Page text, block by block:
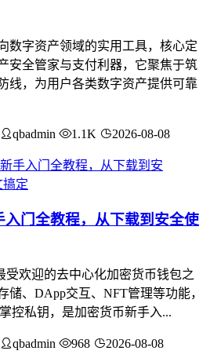
数字资产领域的实用工具，核心定
安全管家与支付利器，它聚焦于筑
线，为用户各类数字资产提供可靠
qbadmin 1.1K 2026-08-08
入门全教程，从下载到安全使
受欢迎的去中心化加密货币钱包之
储、DApp交互、NFT管理等功能，
控私钥，是加密货币新手入...
qbadmin 968 2026-08-08